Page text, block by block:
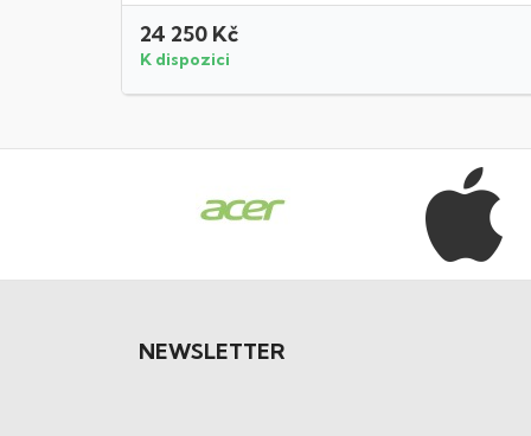
24 250 Kč
K dispozici
NEWSLETTER